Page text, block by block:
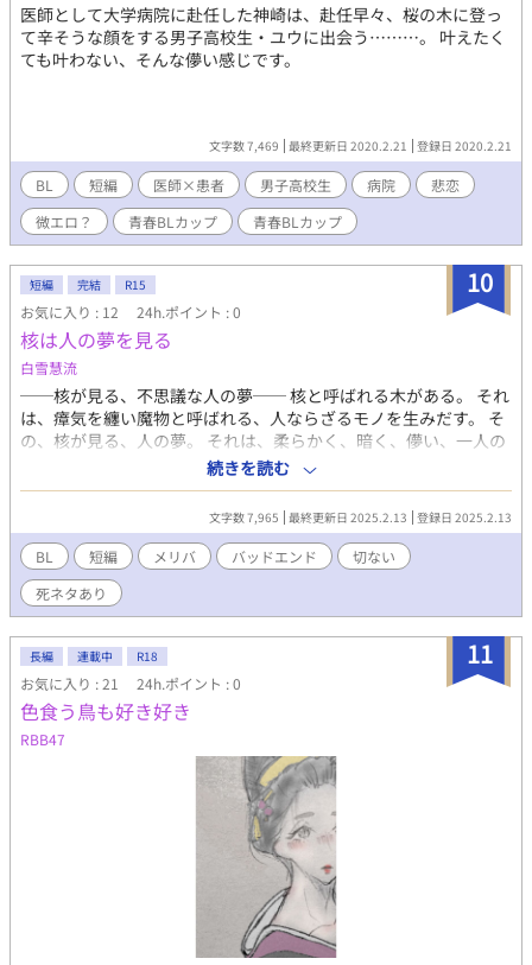
医師として大学病院に赴任した神崎は、赴任早々、桜の木に登っ
て辛そうな顔をする男子高校生・ユウに出会う………。 叶えたく
ても叶わない、そんな儚い感じです。
文字数 7,469 最終更新日 2020.2.21 登録日 2020.2.21
BL 短編 医師×患者 男子高校生 病院
悲恋
微エロ？
青春BLカップ 青春BLカップ​
10
短編 完結 R15
お気に入り : 12 24h.ポイント : 0
核は人の夢を見る
白雪慧流
──核が見る、不思議な人の夢── 核と呼ばれる木がある。 それ
は、瘴気を纏い魔物と呼ばれる、人ならざるモノを生みだす。 そ
の、核が見る、人の夢。 それは、柔らかく、暗く、儚い、一人の
少年の記憶。 ───────── BLです。エロはありません。
バットエンド寄りのメリバ、人によってはがっつりバットエン
ド。 死ネタです、ご注意ください。 R15は保険
続きを読む
文字数 7,965 最終更新日 2025.2.13 登録日 2025.2.13
BL 短編 メリバ バッドエンド
切ない
死ネタあり
11
長編 連載中 R18
お気に入り : 21 24h.ポイント : 0
色食う鳥も好き好き
RBB47